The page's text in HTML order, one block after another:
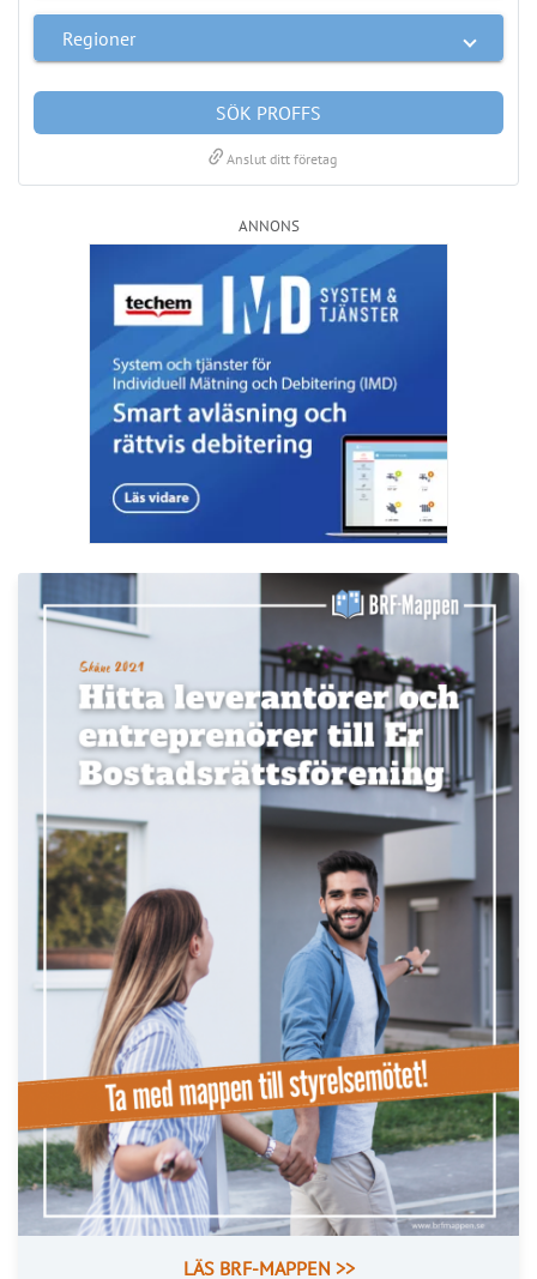
LÄS BRF-MAPPEN >>
Håll dig uppdaterad med de senasteBRF-nyheterna
PRENUMERERA
ANNONS
Läs fler nyheter